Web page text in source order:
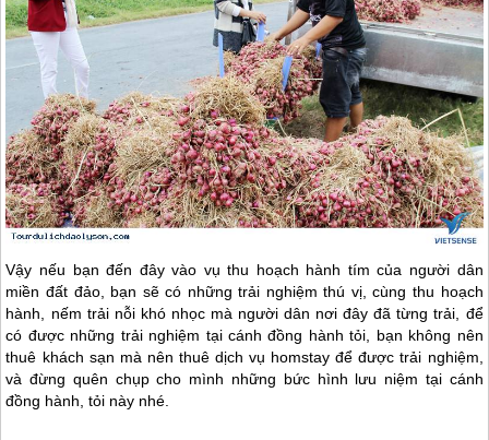
Vậy nếu bạn đến đây vào vụ thu hoạch hành tím của người dân
miền đất đảo, bạn sẽ có những trải nghiệm thú vị, cùng thu hoạch
hành, nếm trải nỗi khó nhọc mà người dân nơi đây đã từng trải, để
có được những trải nghiệm tại cánh đồng hành tỏi, bạn không nên
thuê khách sạn mà nên thuê dịch vụ homstay để được trải nghiệm,
và đừng quên chụp cho mình những bức hình lưu niệm tại cánh
đồng hành, tỏi này nhé.